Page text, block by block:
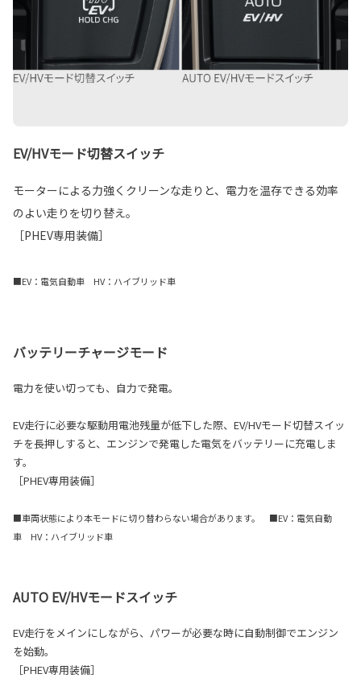
EV/HVモード切替スイッチ
モーターによる力強くクリーンな走りと、電力を温存できる効率
のよい走りを切り替え。
［PHEV専用装備］
■EV：電気自動車 HV：ハイブリッド車
バッテリーチャージモード
電力を使い切っても、自力で発電。
EV走行に必要な駆動用電池残量が低下した際、EV/HVモード切替スイッ
チを長押しすると、エンジンで発電した電気をバッテリーに充電しま
す。
［PHEV専用装備］
■車両状態により本モードに切り替わらない場合があります。 ■EV：電気自動
車 HV：ハイブリッド車
AUTO EV/HVモードスイッチ
EV走行をメインにしながら、パワーが必要な時に自動制御でエンジン
を始動。
［PHEV専用装備］